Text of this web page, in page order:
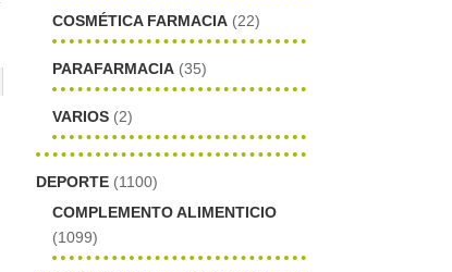
COSMÉTICA FARMACIA (22)
PARAFARMACIA (35)
VARIOS (2)
DEPORTE (1100)
COMPLEMENTO ALIMENTICIO
(1099)